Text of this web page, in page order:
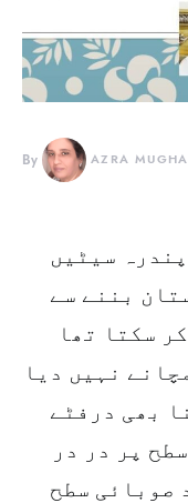
By AZRA
سیٹیں
بننے سے
سکتا تھا
نہیں دیا
بھی درفٹے
پر در در
صوبائی سطح